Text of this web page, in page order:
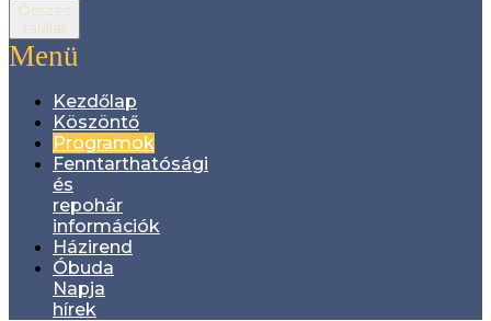
Összes
találat
Menü
Kezdőlap
Köszöntő
Programok
Fenntarthatósági
és
repohár
információk
Házirend
Óbuda
Napja
hírek